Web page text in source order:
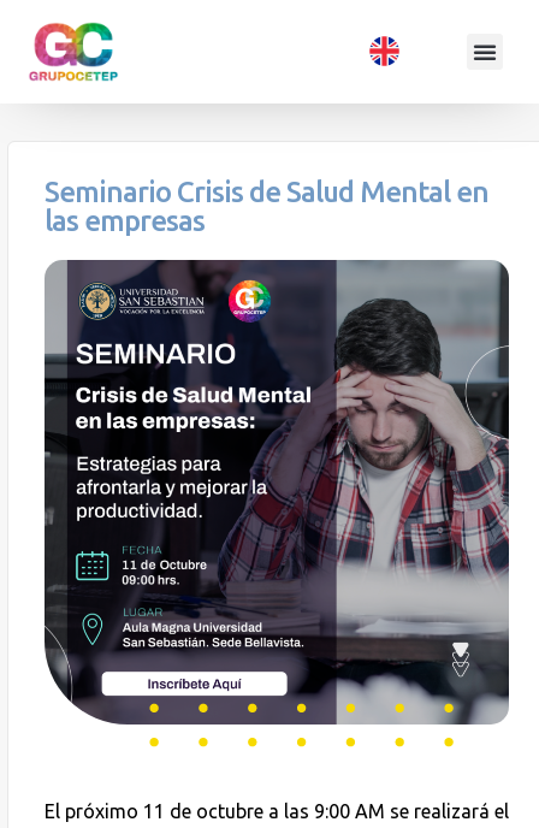
Seminario Crisis de Salud Mental en
las empresas
El próximo 11 de octubre a las 9:00 AM se realizará el